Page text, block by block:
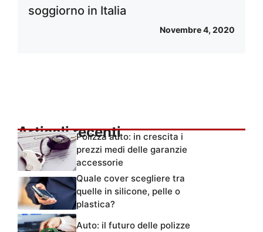
soggiorno in Italia
Novembre 4, 2020
Articoli recentiPolizza auto: in crescita i
prezzi medi delle garanzie
accessorie
Quale cover scegliere tra
quelle in silicone, pelle o
plastica?
Auto: il futuro delle polizze